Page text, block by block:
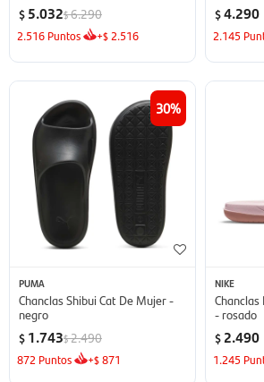
$ 5.032$6.290
2.516 Puntos +$ 2.516
$4.290
2.145
30
PUMA
Chanclas Shibui Cat De Mujer -
negro
$ 1.743$2.490
872 Puntos +$871
NIKE
- rosado
$ 2.490
1.245